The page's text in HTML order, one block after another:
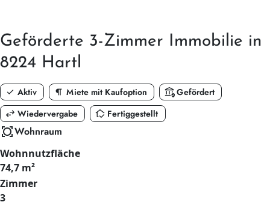
Geförderte 3-Zimmer Immobilie in
8224 Hartl
check Aktiv format_paragraph Miete mit Kaufoption assured_workloadGefördert
swap_horiz Wiedervergabe in_home_mode Fertiggestellt
all_outWohnraum
Wohnnutzfläche
74,7 m²
Zimmer
3